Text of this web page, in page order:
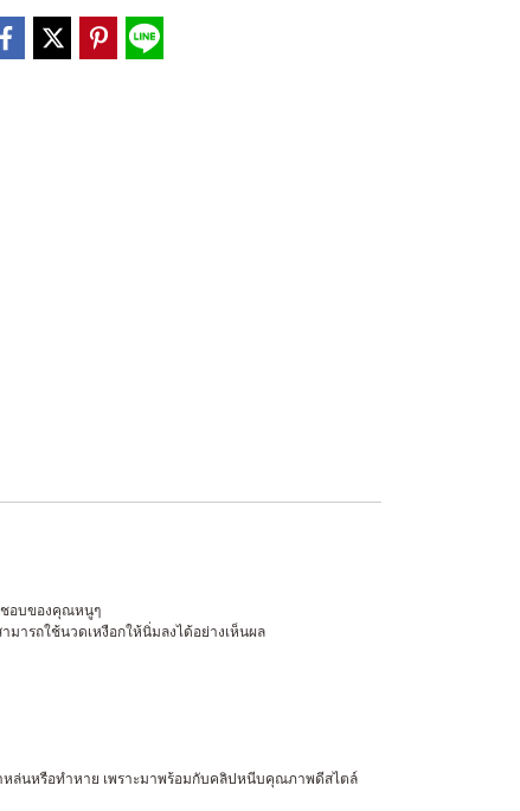
ชอบของคุณหนูๆ
ารถใช้นวดเหงือกให้นิ่มลงได้อย่างเห็นผล
หล่นหรือทำหาย เพราะมาพร้อมกับคลิปหนีบคุณภาพดีสไตล์